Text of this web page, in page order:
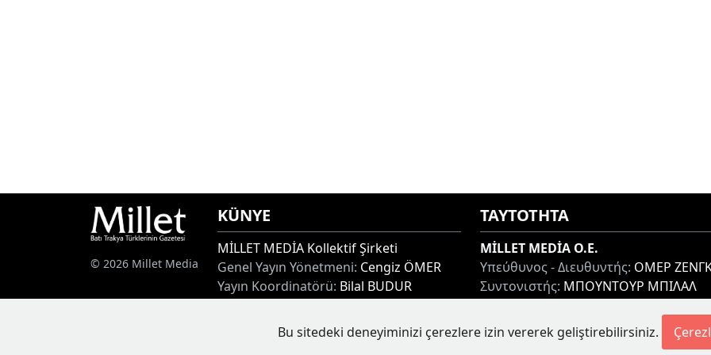
© 2026 Millet Media
KÜNYE
MİLLET MEDİA Kollektif Şirketi
Genel Yayın Yönetmeni: Cengiz ÖMER
Yayın Koordinatörü: Bilal BUDUR
+30 25410 77968
info@milletgazetesi.gr
ΤΑΥΤΟΤΗΤΑ
MİLLET MEDİA O.E.
Υπεύθυνος - Διευθυντής: ΟΜΕΡ
Συντονιστής: ΜΠΟΥΝΤΟΥΡ ΜΠΙΛΑΛ
Τηλ:
+30 25410 77968
Ηλ. Διεύθυνση:
info@milletgazetesi.gr
Bu sitedeki deneyiminizi çerezlere izin vererek geliştirebilirsiniz.